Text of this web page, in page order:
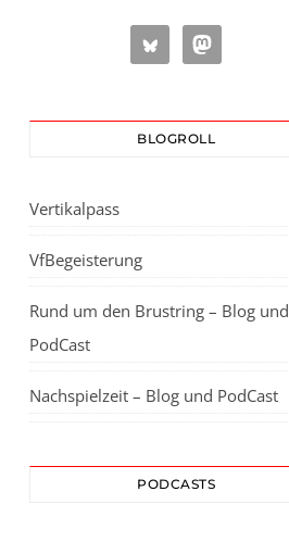
BLOGROLL
Vertikalpass
VfBegeisterung
Rund um den Brustring – Blog und
PodCast
Nachspielzeit – Blog und PodCast
PODCASTS